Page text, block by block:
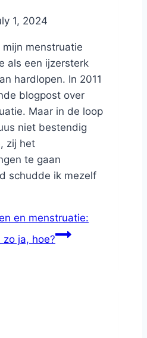
1, 2024
menstruatie
als een ijzersterk
hardlopen. In 2011
blogpost over
Maar in de loop
niet bestendig
zij het
te gaan
schudde ik mezelf
en menstruatie:
ja, hoe?